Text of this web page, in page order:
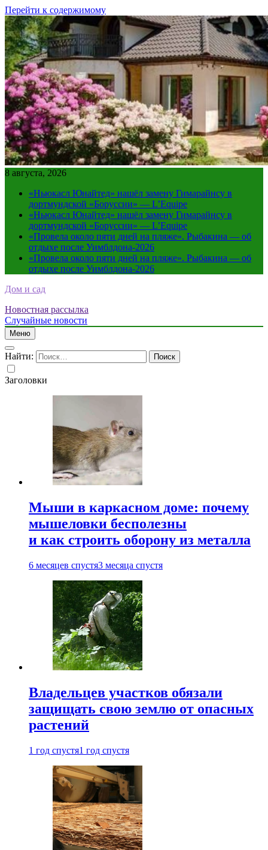
Перейти к содержимому
8 августа, 2026
«Ньюкасл Юнайтед» нашёл замену Гимарайнсу в
дортмундской «Боруссии» — L’Equipe
«Ньюкасл Юнайтед» нашёл замену Гимарайнсу в
дортмундской «Боруссии» — L’Equipe
«Провела около пяти дней на пляже». Рыбакина — об
отдыхе после Уимблдона-2026
«Провела около пяти дней на пляже». Рыбакина — об
отдыхе после Уимблдона-2026
Дом и сад
Новостная рассылка
Случайные новости
Меню
Найти:
Заголовки
Мыши в каркасном доме: почему
мышеловки бесполезны
и как строить оборону из металла
6 месяцев спустя3 месяца спустя
Владельцев участков обязали
защищать свою землю от опасных
растений
1 год спустя1 год спустя